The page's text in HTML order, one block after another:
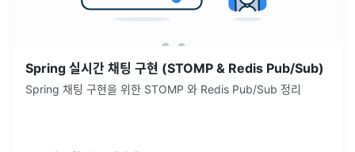
Spring 실시간 채팅 구현 (STOMP & Redis Pub/Sub)
Spring 채팅 구현을 위한 STOMP 와 Redis Pub/Sub 정리